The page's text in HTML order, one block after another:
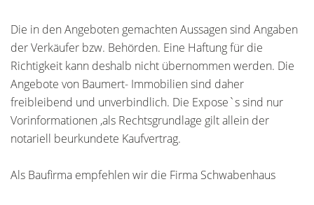
Die in den Angeboten gemachten Aussagen sind Angaben
der Verkäufer bzw. Behörden. Eine Haftung für die
Richtigkeit kann deshalb nicht übernommen werden. Die
Angebote von Baumert- Immobilien sind daher
freibleibend und unverbindlich. Die Expose`s sind nur
Vorinformationen ,als Rechtsgrundlage gilt allein der
notariell beurkundete Kaufvertrag.
Als Baufirma empfehlen wir die Firma Schwabenhaus